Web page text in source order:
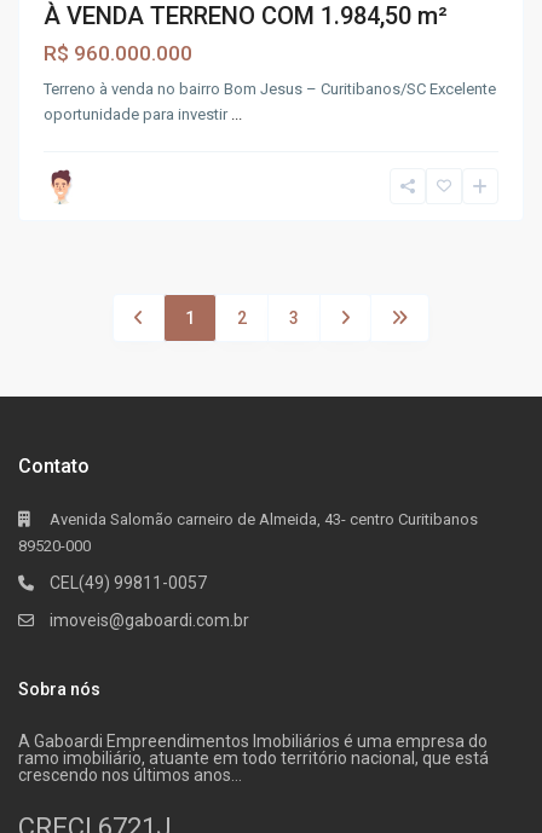
À VENDA TERRENO COM 1.984,50 m²
R$ 960.000.000
Terreno à venda no bairro Bom Jesus – Curitibanos/SC Excelente
oportunidade para investir ...
1 2 3
Contato
Avenida Salomão carneiro de Almeida, 43- centro Curitibanos
89520-000
CEL(49) 99811-0057
imoveis@gaboardi.com.br
Sobra nós
A Gaboardi Empreendimentos Imobiliários é uma empresa do
ramo imobiliário, atuante em todo território nacional, que está
crescendo nos últimos anos…